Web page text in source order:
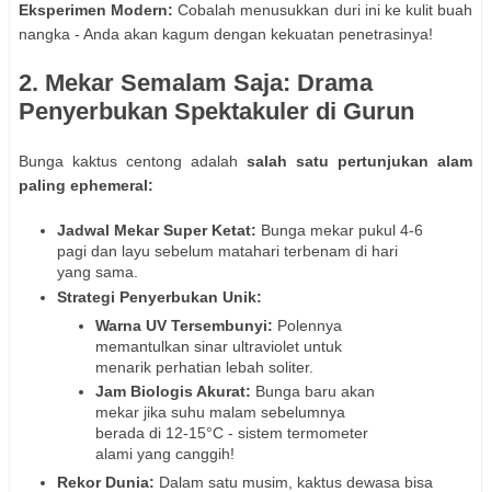
Eksperimen Modern: Cobalah menusukkan duri ini ke kulit buah
nangka - Anda akan kagum dengan kekuatan penetrasinya!
2. Mekar Semalam Saja: Drama
Penyerbukan Spektakuler di Gurun
Bunga kaktus centong adalah salah satu pertunjukan alam
paling ephemeral:
Jadwal Mekar Super Ketat: Bunga mekar pukul 4-6
pagi dan layu sebelum matahari terbenam di hari
yang sama.
Strategi Penyerbukan Unik:
Warna UV Tersembunyi: Polennya
memantulkan sinar ultraviolet untuk
menarik perhatian lebah soliter.
Jam Biologis Akurat: Bunga baru akan
mekar jika suhu malam sebelumnya
berada di 12-15°C - sistem termometer
alami yang canggih!
Rekor Dunia: Dalam satu musim, kaktus dewasa bisa